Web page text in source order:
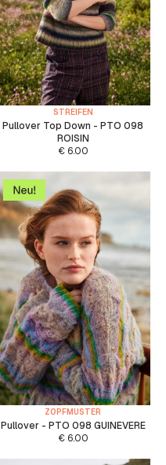
STREIFEN
Pullover Top Down - PTO 098
ROISIN
€6.00
ZOPFMUSTER
Pullover - PTO 098 GUINEVERE
€6.00